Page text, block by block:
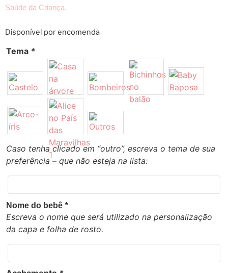
Saúde da Criança.
Disponível por encomenda
Tema *
Caso tenha clicado em “outro”, escreva o tema de sua
preferência – que não esteja na lista:
Nome do bebê *
Escreva o nome que será utilizado na personalização
da capa e folha de rosto.